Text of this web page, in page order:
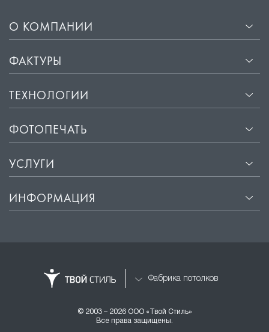
О КОМПАНИИ
ФАКТУРЫ
ТЕХНОЛОГИИ
ФОТОПЕЧАТЬ
УСЛУГИ
ИНФОРМАЦИЯ
Фабрика потолков
© 2003 – 2026 ООО «Твой Стиль»
Все права защищены.